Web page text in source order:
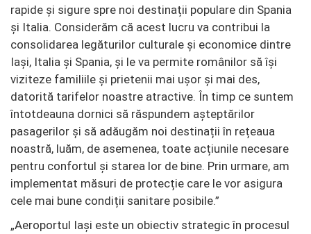
rapide și sigure spre noi destinații populare din Spania
și Italia. Considerăm că acest lucru va contribui la
consolidarea legăturilor culturale și economice dintre
Iași, Italia și Spania, și le va permite românilor să își
viziteze familiile și prietenii mai ușor și mai des,
datorită tarifelor noastre atractive. În timp ce suntem
întotdeauna dornici să răspundem așteptărilor
pasagerilor și să adăugăm noi destinații în rețeaua
noastră, luăm, de asemenea, toate acțiunile necesare
pentru confortul și starea lor de bine. Prin urmare, am
implementat măsuri de protecție care le vor asigura
cele mai bune condiții sanitare posibile.”
„Aeroportul Iași este un obiectiv strategic în procesul